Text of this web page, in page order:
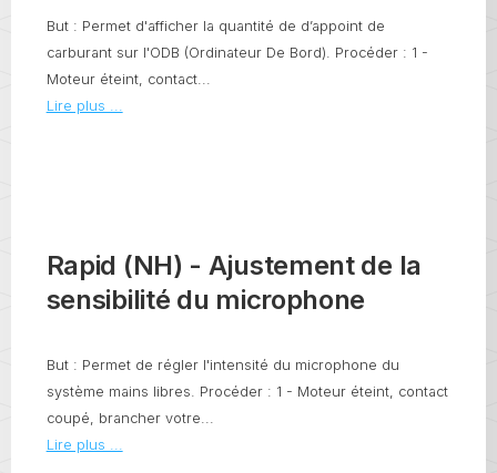
But : Permet d'afficher la quantité de d’appoint de
carburant sur l'ODB (Ordinateur De Bord). Procéder : 1 -
Moteur éteint, contact...
Lire plus ...
Rapid (NH) - Ajustement de la
sensibilité du microphone
But : Permet de régler l'intensité du microphone du
système mains libres. Procéder : 1 - Moteur éteint, contact
coupé, brancher votre...
Lire plus ...